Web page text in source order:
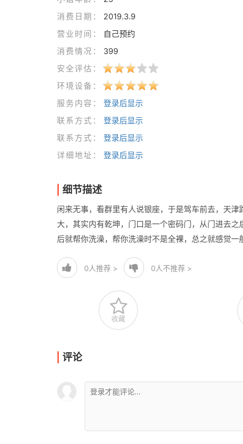
消费日期：
2019.3.9
营业时间：
自己预约
消费情况：
399
安全评估：
环境设备：
服务内容：
登录后显示
联系方式：
登录后显示
联系方式：
登录后显示
详细地址：
登录后显示
细节描述
闲来无事，看群里有人说银座，于是驾车前去，天
大，其实内有乾坤，门口是一个密码门，从门进去
后就帮你洗澡，帮你洗澡时不是全裸，总之就感觉
0人推荐 > 0人不推荐 >
收藏
评论